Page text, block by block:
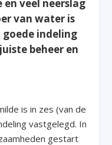
veel neerslag
van water is
indeling
beheer en
is in zes (van de
vastgelegd. In
gestart